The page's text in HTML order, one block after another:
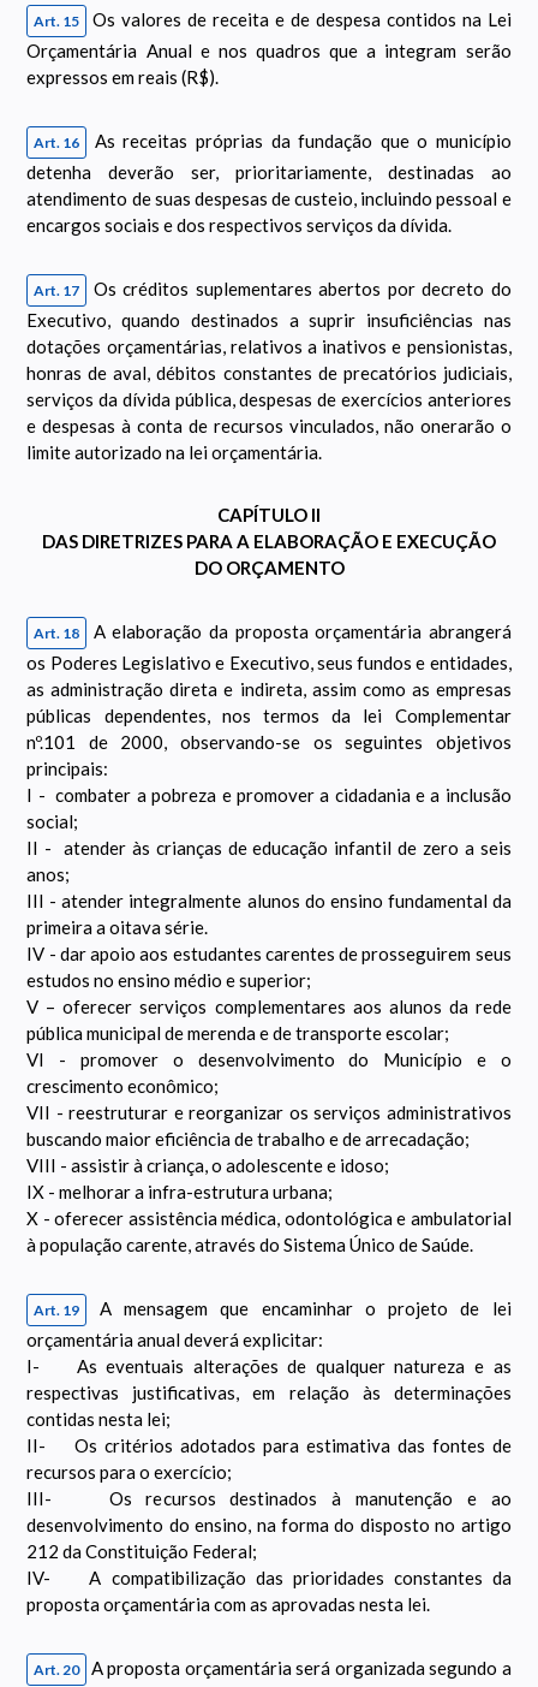
Art. 15
Os valores de receita e de despesa contidos na Lei
Orçamentária Anual e nos quadros que a integram serão
expressos em reais (R$).
Art. 16
As receitas próprias da fundação que o município
detenha deverão ser, prioritariamente, destinadas ao
atendimento de suas despesas de custeio, incluindo pessoal e
encargos sociais e dos respectivos serviços da dívida.
Art. 17
Os créditos suplementares abertos por decreto do
Executivo, quando destinados a suprir insuficiências nas
dotações orçamentárias, relativos a inativos e pensionistas,
honras de aval, débitos constantes de precatórios judiciais,
serviços da dívida pública, despesas de exercícios anteriores
e despesas à conta de recursos vinculados, não onerarão o
limite autorizado na lei orçamentária.
CAPÍTULO II
DAS DIRETRIZES PARA A ELABORAÇÃO E EXECUÇÃO
DO ORÇAMENTO
Art. 18
A elaboração da proposta orçamentária abrangerá
os Poderes Legislativo e Executivo, seus fundos e entidades,
as administração direta e indireta, assim como as empresas
públicas dependentes, nos termos da lei Complementar
nº.101 de 2000, observando-se os seguintes objetivos
principais:
I - combater a pobreza e promover a cidadania e a inclusão
social;
II - atender às crianças de educação infantil de zero a seis
anos;
III - atender integralmente alunos do ensino fundamental da
primeira a oitava série.
IV - dar apoio aos estudantes carentes de prosseguirem seus
estudos no ensino médio e superior;
V – oferecer serviços complementares aos alunos da rede
pública municipal de merenda e de transporte escolar;
VI - promover o desenvolvimento do Município e o
crescimento econômico;
VII - reestruturar e reorganizar os serviços administrativos
buscando maior eficiência de trabalho e de arrecadação;
VIII - assistir à criança, o adolescente e idoso;
IX - melhorar a infra-estrutura urbana;
X - oferecer assistência médica, odontológica e ambulatorial
à população carente, através do Sistema Único de Saúde.
Art. 19
A mensagem que encaminhar o projeto de lei
orçamentária anual deverá explicitar:
I- As eventuais alterações de qualquer natureza e as
respectivas justificativas, em relação às determinações
contidas nesta lei;
II- Os critérios adotados para estimativa das fontes de
recursos para o exercício;
III- Os recursos destinados à manutenção e ao
desenvolvimento do ensino, na forma do disposto no artigo
212 da Constituição Federal;
IV- A compatibilização das prioridades constantes da
proposta orçamentária com as aprovadas nesta lei.
Art. 20
A proposta orçamentária será organizada segundo a